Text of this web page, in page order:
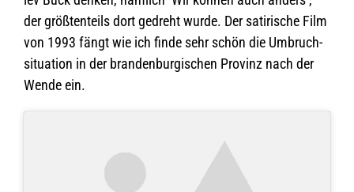
der größ­ten­teils dort gedreht wurde. Der sati­ri­sche Film
von 1993 fängt wie ich finde sehr schön die Umbruch­
si­tua­tion in der bran­den­bur­gi­schen Pro­vinz nach der
Wende ein.